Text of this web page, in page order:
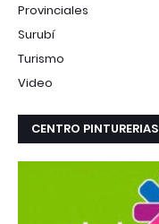
Provinciales
Surubí
Turismo
Video
CENTRO PINTURERIAS